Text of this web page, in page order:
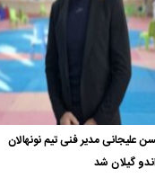
علیجانی مدیر فنی تیم نونهالان
گیلان شد